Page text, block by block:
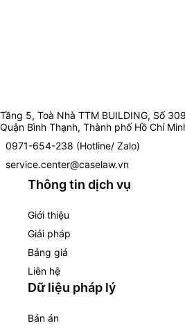
Tầng 5, Toà Nhà TTM BUILDING, Số
Quận Bình Thạnh, Thành phố Hồ Chí
0971-654-238 (Hotline/ Zalo)
service.center@caselaw.vn
Thông tin dịch vụ
Giới thiệu
Giải pháp
Bảng giá
Liên hệ
Dữ liệu pháp lý
Bản án